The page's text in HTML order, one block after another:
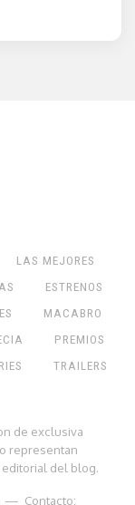
LAS MEJORES
ESTRENOS
MACABRO
PREMIOS
TRAILERS
de exclusiva
representan
del blog.
— Contacto: